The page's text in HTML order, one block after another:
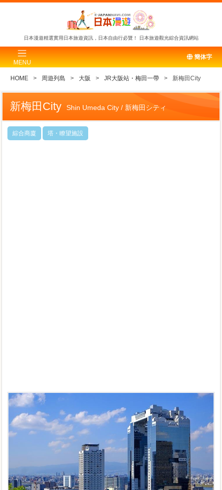
日本漫遊精選實用日本旅遊資訊，日本自由行必覽！ 日本旅遊觀光綜合資訊網站
MENU
簡体字
HOME 周遊列島 大阪 JR大阪站・梅田一帶 新梅田City
新梅田City Shin Umeda City / 新梅田シティ
綜合商廈 塔・瞭望施設